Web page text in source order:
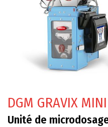
DGM GRAVIX MINI
Unité de